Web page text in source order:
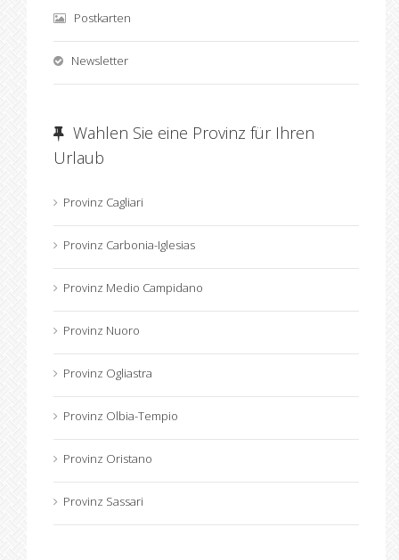
Postkarten
Newsletter
Wahlen Sie eine Provinz für Ihren
Urlaub
Provinz Cagliari
Provinz Carbonia-Iglesias
Provinz Medio Campidano
Provinz Nuoro
Provinz Ogliastra
Provinz Olbia-Tempio
Provinz Oristano
Provinz Sassari